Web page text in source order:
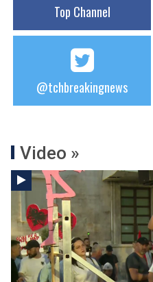
Top Channel
@tchbreakingnews
Video »